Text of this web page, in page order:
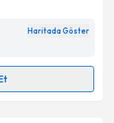
Aydınlatma
belirtilen
Haritada Göster